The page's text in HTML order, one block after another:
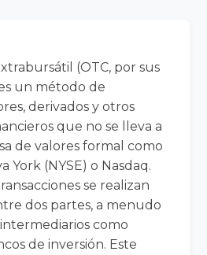
(OTC, por sus
un método de
derivados y otros
que no se lleva a
de valores formal como
York (NYSE) o Nasdaq.
se realizan
dos partes, a menudo
como
de inversión. Este